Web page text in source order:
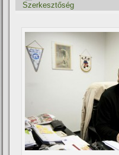
Szerkesztőség